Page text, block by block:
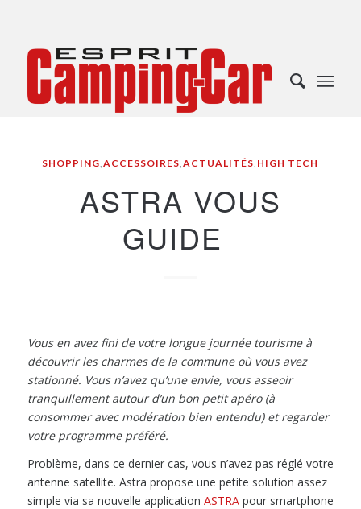
SHOPPING,ACCESSOIRES,ACTUALITÉS, HIGH TECH
ASTRA VOUS
GUIDE
Vous en avez fini de votre longue journée tourisme à
découvrir les charmes de la commune où vous avez
stationné. Vous n’avez qu’une envie, vous asseoir
tranquillement autour d’un bon petit apéro (à
consommer avec modération bien entendu) et regarder
votre programme préféré.
Problème, dans ce dernier cas, vous n’avez pas réglé votre
antenne satellite. Astra propose une petite solution assez
simple via sa nouvelle application ASTRApour smartphone